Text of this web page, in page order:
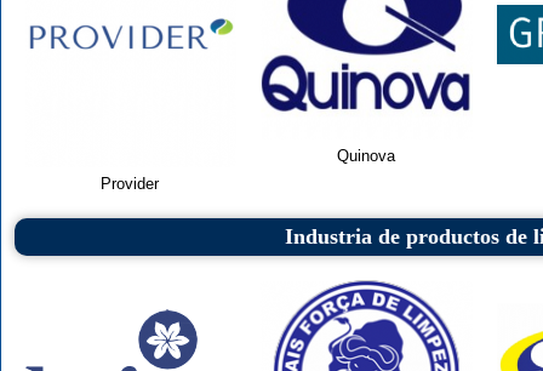
Provider
Quinova
Industria de productos de